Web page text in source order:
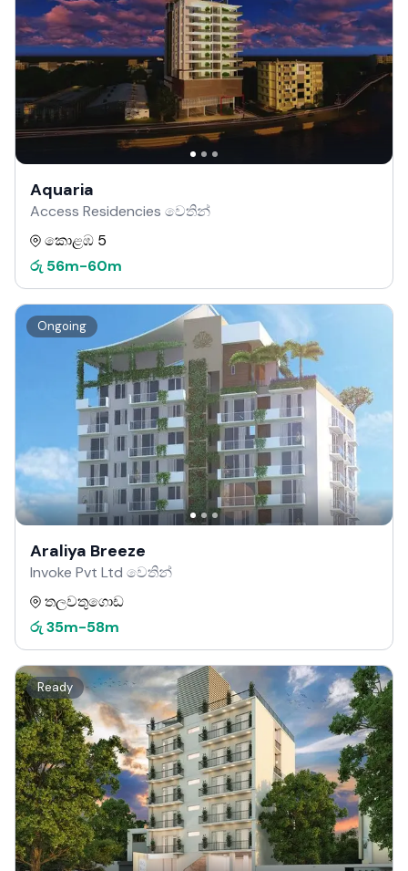
Aquaria
Access Residencies වෙතින්
කොළඹ 5
රු 56m-60m
Ongoing
Araliya Breeze
Invoke Pvt Ltd වෙතින්
තලවතුගොඩ
රු 35m-58m
Ready